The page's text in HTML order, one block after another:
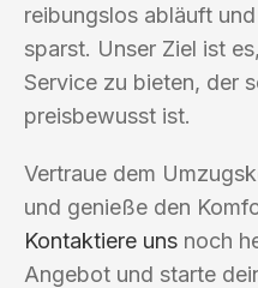
reibungslos abläuft
sparst. Unser Ziel ist
Service zu bieten, der
preisbewusst ist.
Vertraue dem
und genieße den
Kontaktiere uns noch
Angebot und starte